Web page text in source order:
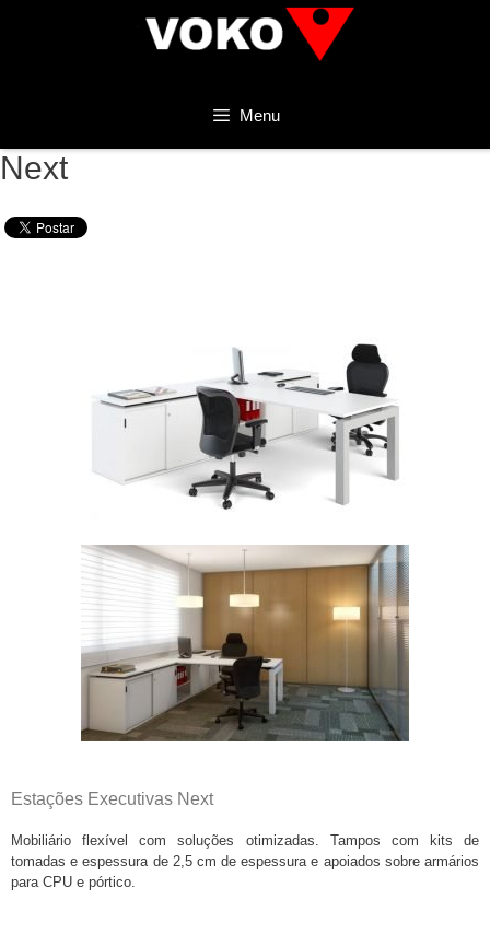
Menu
Next
Estações Executivas Next
Mobiliário flexível com soluções otimizadas. Tampos com kits de
tomadas e espessura de 2,5 cm de espessura e apoiados sobre armários
para CPU e pórtico.